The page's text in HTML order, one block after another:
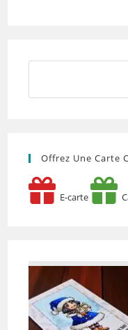
Offrez Une Carte
E-carte